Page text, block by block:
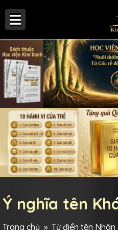
Ý nghĩa tên
Trang chủ » Từ điển tên Nhân